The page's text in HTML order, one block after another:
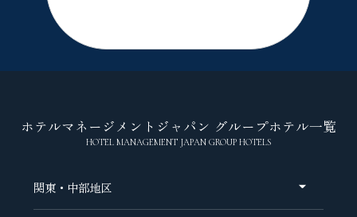
ホテルマネージメントジャパン グループホテル一覧
HOTEL MANAGEMENT JAPAN GROUP HOTELS
関東・中部地区